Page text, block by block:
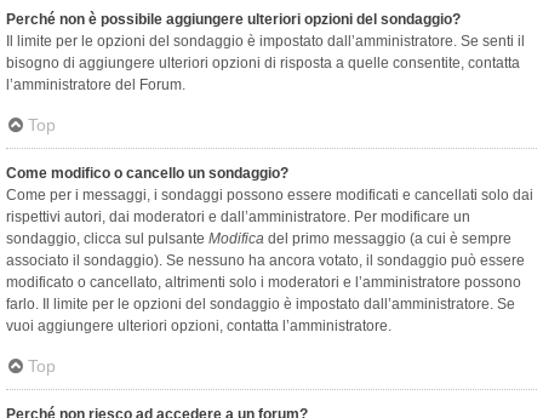
Perché non è possibile aggiungere ulteriori opzioni del sondaggio?
Il limite per le opzioni del sondaggio è impostato dall’amministratore. Se senti il
bisogno di aggiungere ulteriori opzioni di risposta a quelle consentite, contatta
l’amministratore del Forum.
Top
Come modifico o cancello un sondaggio?
Come per i messaggi, i sondaggi possono essere modificati e cancellati solo dai
rispettivi autori, dai moderatori e dall’amministratore. Per modificare un
sondaggio, clicca sul pulsante Modifica del primo messaggio (a cui è sempre
associato il sondaggio). Se nessuno ha ancora votato, il sondaggio può essere
modificato o cancellato, altrimenti solo i moderatori e l’amministratore possono
farlo. Il limite per le opzioni del sondaggio è impostato dall’amministratore. Se
vuoi aggiungere ulteriori opzioni, contatta l’amministratore.
Top
Perché non riesco ad accedere a un forum?